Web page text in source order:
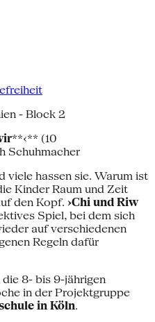
- Block 2
**‹** (10
Schuhmacher
viele hassen sie. Warum ist
Kinder Raum und Zeit
den Kopf. ›Chi und Riw
Spiel, bei dem sich
auf verschiedenen
Regeln dafür
8- bis 9-jährigen
in der Projektgruppe
in Köln.